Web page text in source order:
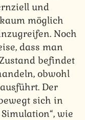
und
möglich
Noch
dass man
befindet
obwohl
Der
sich in
wie